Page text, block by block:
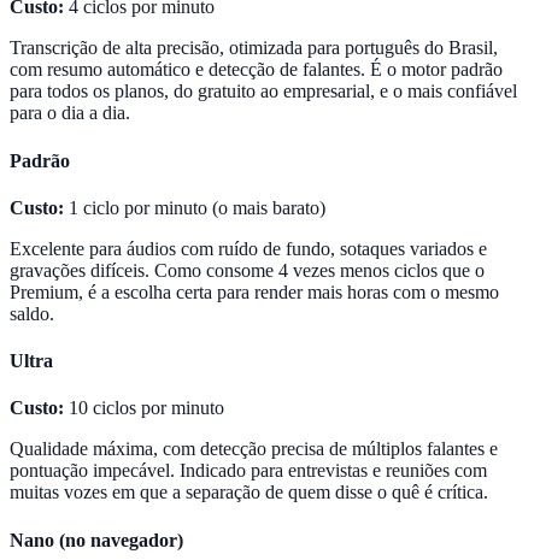
Custo: 4 ciclos por minuto
Transcrição de alta precisão, otimizada para português do Brasil,
com resumo automático e detecção de falantes. É o motor padrão
para todos os planos, do gratuito ao empresarial, e o mais confiável
para o dia a dia.
Padrão
Custo: 1 ciclo por minuto (o mais barato)
Excelente para áudios com ruído de fundo, sotaques variados e
gravações difíceis. Como consome 4 vezes menos ciclos que o
Premium, é a escolha certa para render mais horas com o mesmo
saldo.
Ultra
Custo: 10 ciclos por minuto
Qualidade máxima, com detecção precisa de múltiplos falantes e
pontuação impecável. Indicado para entrevistas e reuniões com
muitas vozes em que a separação de quem disse o quê é crítica.
Nano (no navegador)